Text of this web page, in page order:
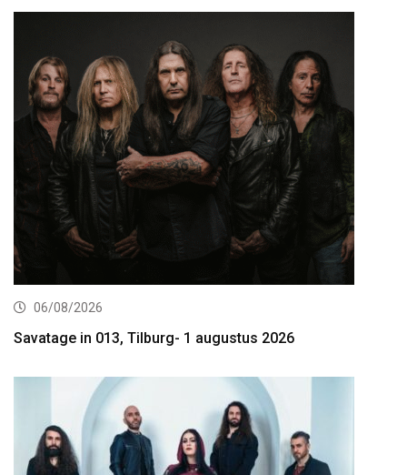
06/08/2026
Savatage in 013, Tilburg- 1 augustus 2026